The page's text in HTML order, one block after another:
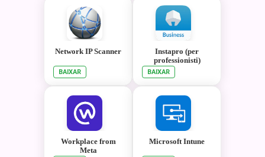
Network IP Scanner
BAIXAR
Instapro (per
professionisti)
BAIXAR
Workplace from
Meta
Microsoft Intune